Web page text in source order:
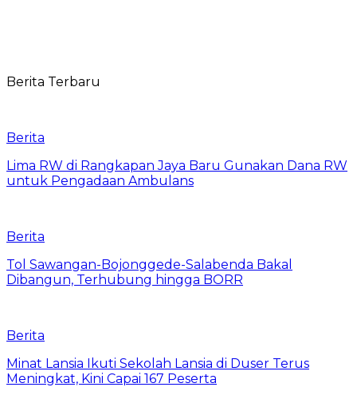
Berita Terbaru
Berita
Lima RW di Rangkapan Jaya Baru Gunakan Dana RW
untuk Pengadaan Ambulans
Berita
Tol Sawangan-Bojonggede-Salabenda Bakal
Dibangun, Terhubung hingga BORR
Berita
Minat Lansia Ikuti Sekolah Lansia di Duser Terus
Meningkat, Kini Capai 167 Peserta